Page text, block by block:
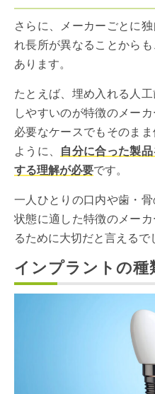
さらに、メーカーごとに
れ長所が異なることから
あります。
たとえば、埋め入れる人
しやすいのが特徴のメー
必要なケースでもそのま
ように、 自分に合った製
する理解が必要です。
一人ひとりの口内や歯・
状態に適した特徴のメー
るために大切だと言えるで
インプラントの種